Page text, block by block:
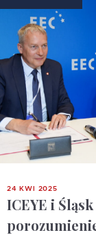
24 KWI 2025
ICEYE i